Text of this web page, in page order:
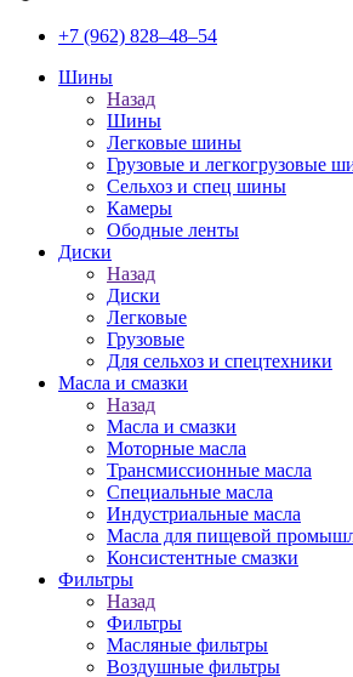
+7 (962) 828‒48‒54
Шины
Назад
Шины
Легковые шины
Грузовые и легкогрузовые
Сельхоз и спец шины
Камеры
Ободные ленты
Диски
Назад
Диски
Легковые
Грузовые
Для сельхоз и спецтехники
Масла и смазки
Назад
Масла и смазки
Моторные масла
Трансмиссионные масла
Специальные масла
Индустриальные масла
Масла для пищевой
Консистентные смазки
Фильтры
Назад
Фильтры
Масляные фильтры
Воздушные фильтры